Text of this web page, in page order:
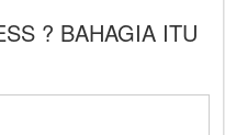
? BAHAGIA ITU